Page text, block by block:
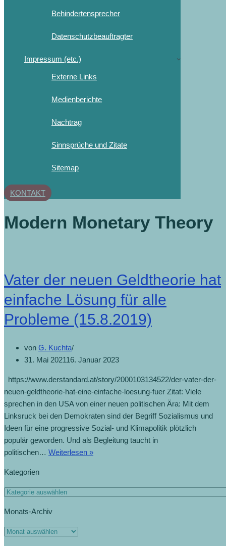
Behindertensprecher
Datenschutzbeauftragter
Impressum (etc.)
Externe Links
Medienberichte
Nachtrag
Sinnsprüche und Zitate
Sitemap
KONTAKT
Modern Monetary Theory
Vater der neuen Geldtheorie hat
einfache Lösung für alle
Probleme (15.8.2019)
von G. Kuchta
31. Mai 202116. Januar 2023
https://www.derstandard.at/story/2000103134522/der-vater-der-
neuen-geldtheorie-hat-eine-einfache-loesung-fuer Zitat: Viele
sprechen in den USA von einer neuen politischen Ära: Mit dem
Linksruck bei den Demokraten sind der Begriff Sozialismus und
Ideen für eine progressive Sozial- und Klimapolitik plötzlich
populär geworden. Und als Begleitung taucht in
politischen… Weiterlesen »
Kategorien
Monats-Archiv